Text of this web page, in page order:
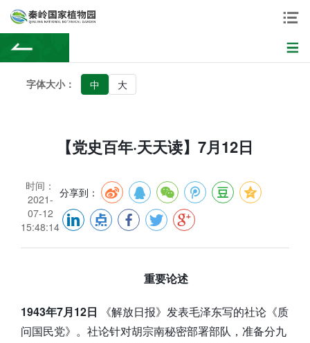
字体大小： 中 大
【党史百年·天天读】7月12日
时间：
2021-
07-12
15:48:14
分享到：
重要论述
1943年7月12日 《解放日报》发表毛泽东写的社论《质
问国民党》。社论针对胡宗南秘密部署部队，准备分九